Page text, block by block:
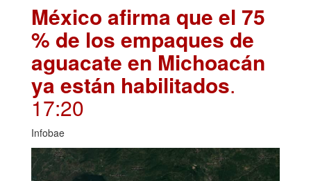
México afirma que el 75
% de los empaques de
aguacate en Michoacán
ya están habilitados.
17:20
Infobae